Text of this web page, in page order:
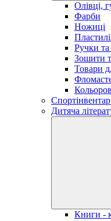
Олівці,
Фарби
Ножиці
Ручки та
Зошити
Товари
Спортінвентар
Дитяча
Книги -